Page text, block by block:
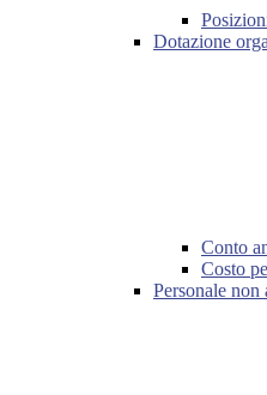
Dotazione
Conto
Costo
Personale non